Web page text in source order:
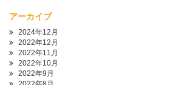
アーカイブ
2024年12月
2022年12月
2022年11月
2022年10月
2022年9月